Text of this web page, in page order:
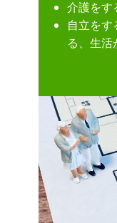
介護をす
自立を
る、生活